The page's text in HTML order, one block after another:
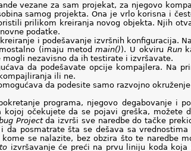
vezane za sam projekat, za njegovo
samog projekta. Ona je vrlo korisna i
prilikom kreiranja novog objekta. Njih
podatke.
i podešavanje izvršnih konfiguracija.
(imaju metodmain()). U okviru Run
nezavisno da ih testirate i izvršavate.
da podešavate opcije kompajlera. Na
ili ne.
da podesite samo razvojno
programa, njegovo degabovanje i
kojoj očekujete da se pojavi greška, možete
Projectda izvrši sve naredbe do tačke
da posmatrate šta se dešava sa
se nalazite, bez obzira što te naredbe
izvršavanje će preći na prvu liniju koda